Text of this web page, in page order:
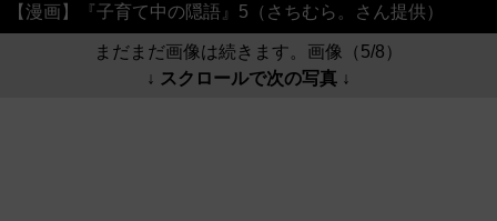
【漫画】『子育て中の隠語』5（さちむら。さん提供）
まだまだ画像は続きます。画像（5/8）
↓ スクロールで次の写真 ↓